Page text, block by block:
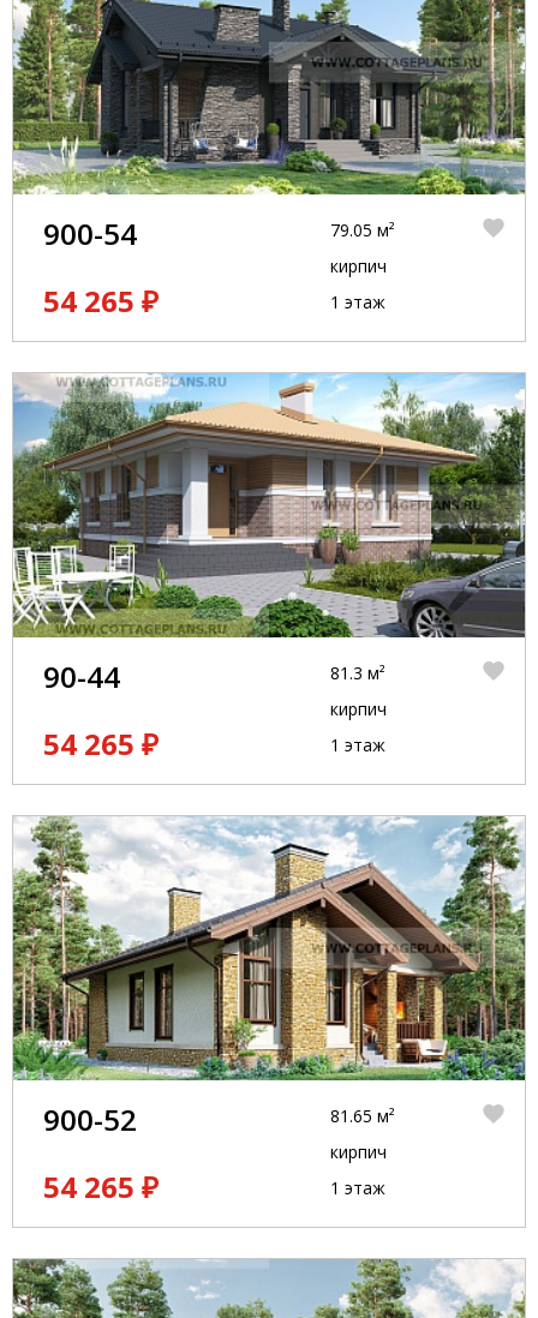
900-54
54 265 ₽
79.05 м²
кирпич
1 этаж
90-44
54 265 ₽
81.3 м²
кирпич
1 этаж
900-52
54 265 ₽
81.65 м²
кирпич
1 этаж